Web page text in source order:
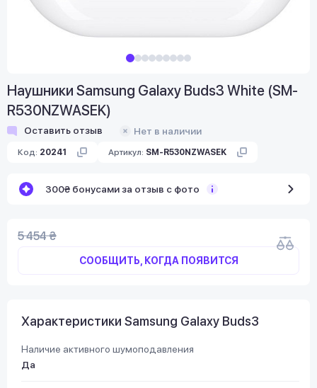
Наушники Samsung Galaxy Buds3 White (SM-
R530NZWASEK)
Оставить отзыв Нет в наличии
Код: 20241 Артикул: SM-R530NZWASEK
300₴ бонусами за отзыв с фото
5 454 ₴
СООБЩИТЬ, КОГДА ПОЯВИТСЯ
Характеристики Samsung Galaxy Buds3
Наличие активного шумоподавления
Да